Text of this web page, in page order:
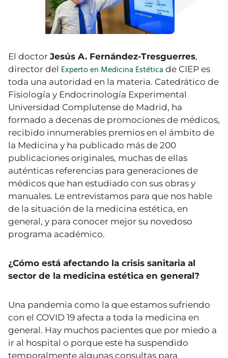
El doctor Jesús A. Fernández-Tresguerres,
director del Experto en Medicina Estética de CIEP es
toda una autoridad en la materia. Catedrático de
Fisiología y Endocrinología Experimental
Universidad Complutense de Madrid, ha
formado a decenas de promociones de médicos,
recibido innumerables premios en el ámbito de
la Medicina y ha publicado más de 200
publicaciones originales, muchas de ellas
auténticas referencias para generaciones de
médicos que han estudiado con sus obras y
manuales. Le entrevistamos para que nos hable
de la situación de la medicina estética, en
general, y para conocer mejor su novedoso
programa académico.
¿Cómo está afectando la crisis sanitaria al
sector de la medicina estética en general?
Una pandemia como la que estamos sufriendo
con el COVID 19 afecta a toda la medicina en
general. Hay muchos pacientes que por miedo a
ir al hospital o porque este ha suspendido
temporalmente algunas consultas para